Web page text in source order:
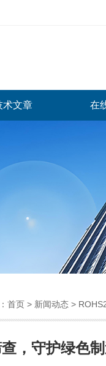
术文章 在
首页 > 新闻动态 >
，守护绿色